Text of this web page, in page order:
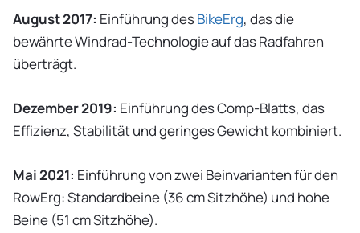
August 2017: Einführung desBikeErg, das die
bewährte Windrad-Technologie auf das Radfahren
überträgt.
Dezember 2019: Einführung des Comp-Blatts, das
Effizienz, Stabilität und geringes Gewicht kombiniert.
Mai 2021: Einführung von zwei Beinvarianten für den
RowErg: Standardbeine (36 cm Sitzhöhe) und hohe
Beine (51 cm Sitzhöhe).